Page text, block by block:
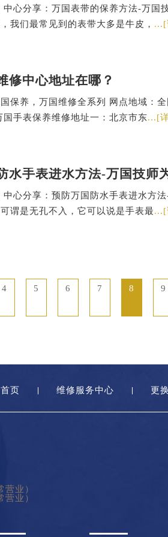
中心分享：万国表带的保养方法-万国
我们最常见到的表带大多是牛皮， ...[
修中心地址在哪？
保养，万国维修全系列 网点地域：
国手表保养维修地址一：北京市东...[
水手表进水方法-万国技师
中心分享：预防万国防水手表进水方
谓是无孔不入，它可以说是手表最...[
4 5 6 7 8 9
首页 维修服务中心 更
业）
业）